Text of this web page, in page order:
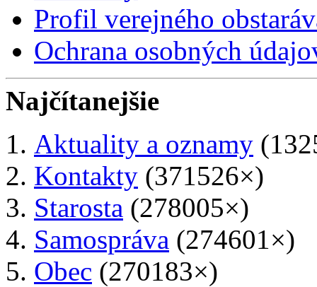
Profil verejného
Ochrana osobných
Najčítanejšie
Aktuality a oznamy
Kontakty (371526×)
Starosta (278005×)
Samospráva (274601×)
Obec (270183×)